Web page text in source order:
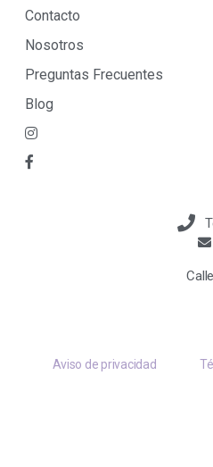
Contacto
Nosotros
Preguntas Frecuentes
Blog
Aviso de privacidad